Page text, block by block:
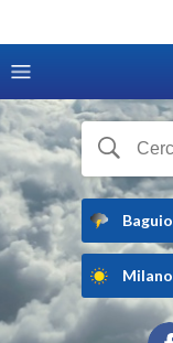
Baguio
Milano